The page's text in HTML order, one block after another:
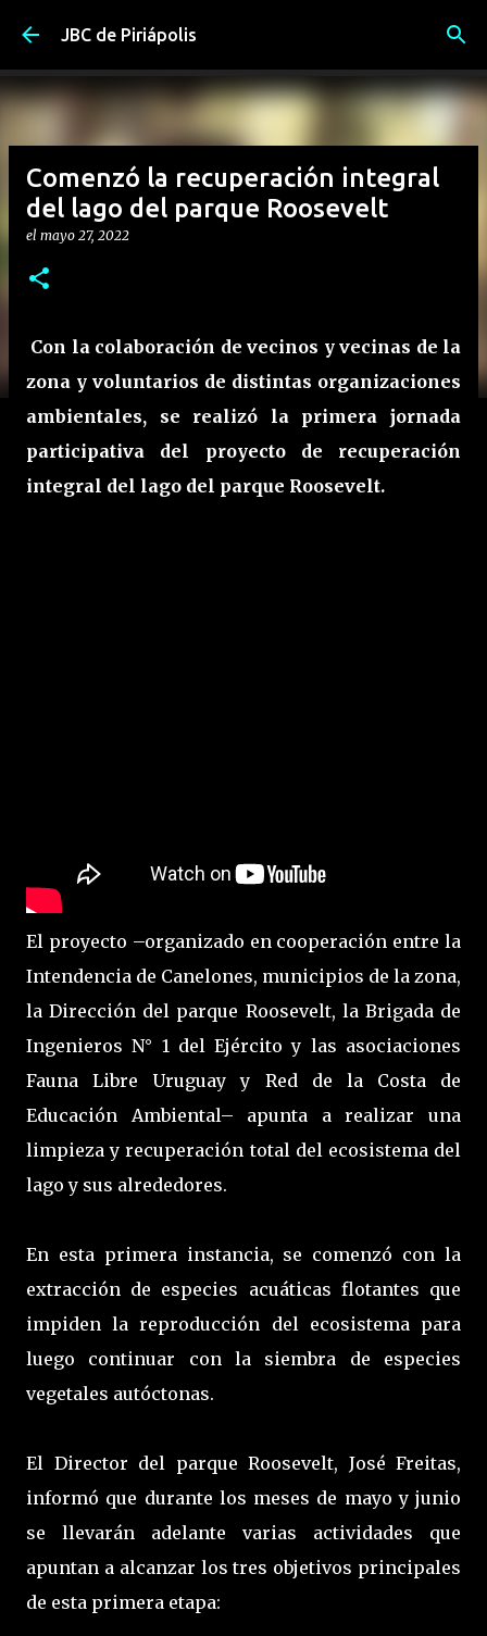
Ir al contenido principal
JBC de Piriápolis
Comenzó la recuperación integral
del lago del parque Roosevelt
el mayo 27, 2022
Con la colaboración de vecinos y vecinas de la
zona y voluntarios de distintas organizaciones
ambientales, se realizó la primera jornada
participativa del proyecto de recuperación
integral del lago del parque Roosevelt.
El proyecto –organizado en cooperación entre la
Intendencia de Canelones, municipios de la zona,
la Dirección del parque Roosevelt, la Brigada de
Ingenieros N° 1 del Ejército y las asociaciones
Fauna Libre Uruguay y Red de la Costa de
Educación Ambiental– apunta a realizar una
limpieza y recuperación total del ecosistema del
lago y sus alrededores.
En esta primera instancia, se comenzó con la
extracción de especies acuáticas flotantes que
impiden la reproducción del ecosistema para
luego continuar con la siembra de especies
vegetales autóctonas.
El Director del parque Roosevelt, José Freitas,
informó que durante los meses de mayo y junio
se llevarán adelante varias actividades que
apuntan a alcanzar los tres objetivos principales
de esta primera etapa: